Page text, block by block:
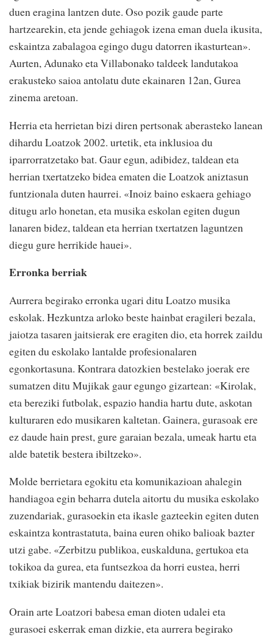
duen eragina lantzen dute. Oso pozik gaude parte
hartzearekin, eta jende gehiagok izena eman duela ikusita,
eskaintza zabalagoa egingo dugu datorren ikasturtean».
Aurten, Adunako eta Villabonako taldeek landutakoa
erakusteko saioa antolatu dute ekainaren 12an, Gurea
zinema aretoan.
Herria eta herrietan bizi diren pertsonak aberasteko lanean
dihardu Loatzok 2002. urtetik, eta inklusioa du
iparrorratzetako bat. Gaur egun, adibidez, taldean eta
herrian txertatzeko bidea ematen die Loatzok aniztasun
funtzionala duten haurrei. «Inoiz baino eskaera gehiago
ditugu arlo honetan, eta musika eskolan egiten dugun
lanaren bidez, taldean eta herrian txertatzen laguntzen
diegu gure herrikide hauei».
Erronka berriak
Aurrera begirako erronka ugari ditu Loatzo musika
eskolak. Hezkuntza arloko beste hainbat eragileri bezala,
jaiotza tasaren jaitsierak ere eragiten dio, eta horrek zaildu
egiten du eskolako lantalde profesionalaren
egonkortasuna. Kontrara datozkien bestelako joerak ere
sumatzen ditu Mujikak gaur egungo gizartean: «Kirolak,
eta bereziki futbolak, espazio handia hartu dute, askotan
kulturaren edo musikaren kaltetan. Gainera, gurasoak ere
ez daude hain prest, gure garaian bezala, umeak hartu eta
alde batetik bestera ibiltzeko».
Molde berrietara egokitu eta komunikazioan ahalegin
handiagoa egin beharra dutela aitortu du musika eskolako
zuzendariak, gurasoekin eta ikasle gazteekin egiten duten
eskaintza kontrastatuta, baina euren ohiko balioak bazter
utzi gabe. «Zerbitzu publikoa, euskalduna, gertukoa eta
tokikoa da gurea, eta funtsezkoa da horri eustea, herri
txikiak bizirik mantendu daitezen».
Orain arte Loatzori babesa eman dioten udalei eta
gurasoei eskerrak eman dizkie, eta aurrera begirako